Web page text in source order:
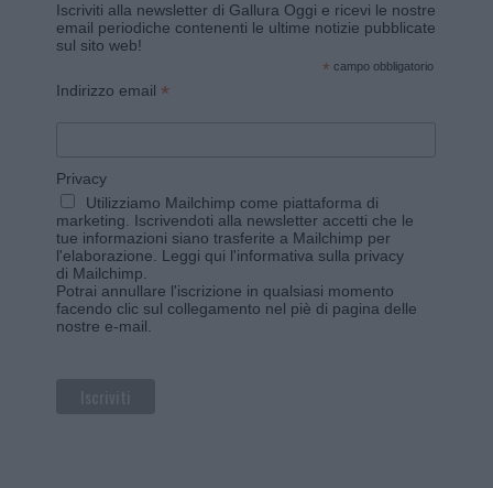
Iscriviti alla newsletter di Gallura Oggi e ricevi le nostre
email periodiche contenenti le ultime notizie pubblicate
sul sito web!
* campo obbligatorio
Indirizzo email *
Privacy
Utilizziamo Mailchimp come piattaforma di
marketing. Iscrivendoti alla newsletter accetti che le
tue informazioni siano trasferite a Mailchimp per
l'elaborazione. Leggi qui l'informativa sulla privacy
di Mailchimp
Potrai annullare l'iscrizione in qualsiasi momento
facendo clic sul collegamento nel piè di pagina delle
nostre e-mail.